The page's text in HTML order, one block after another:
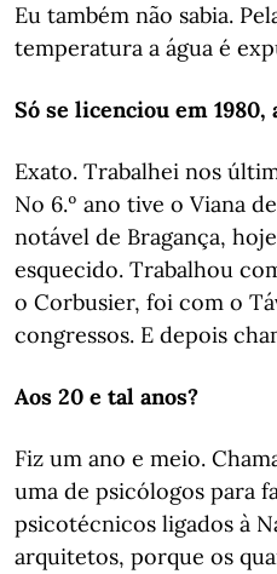
Eu também não sabia.
temperatura a água é
Só se licenciou em 1980,
Exato. Trabalhei nos
No 6.º ano tive o Viana
notável de Bragança,
esquecido. Trabalhou
o Corbusier, foi com o
congressos. E depois
Aos 20 e tal anos?
Fiz um ano e meio.
uma de psicólogos para
psicotécnicos ligados à
arquitetos, porque os